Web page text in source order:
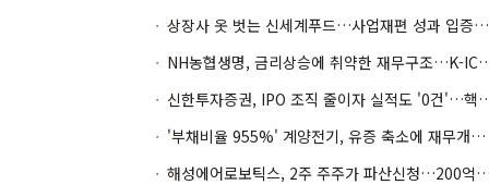
상장사 옷 벗는 신세계푸드…사업재편 성과 입증할까
NH농협생명, 금리상승에 취
신한투자증권, IPO 조직 줄
'부채비율 955%' 계양전기, 유증 축소에 재무개선 효과 '뚝'
해성에어로보틱스, 2주 주주가 파산